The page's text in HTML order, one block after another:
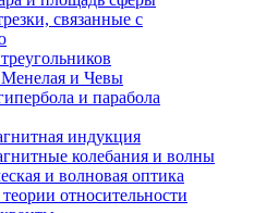
связанные с
и Чевы
и парабола
индукция
колебания и волны
и волновая оптика
относительности